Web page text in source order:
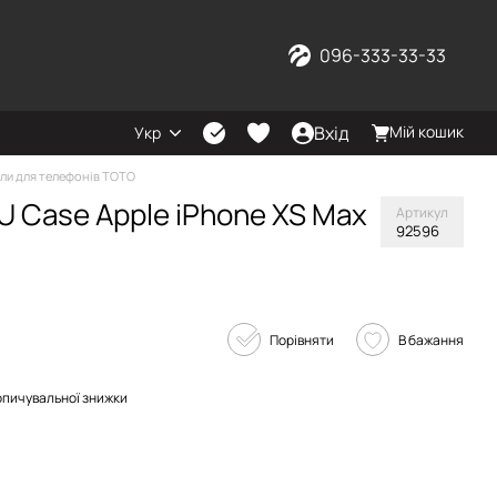
096-333-33-33
Укр Вхід Мій кошик
для телефонів TOTO
Case Apple iPhone XS Max
Артикул
92596
Порівняти В бажання
знижки